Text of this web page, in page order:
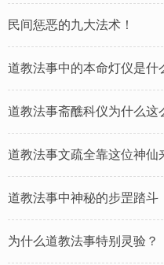
民间惩恶的九大法术！
道教法事中的本命灯仪是什
道教法事斋醮科仪为什么这
道教法事文疏全靠这位神仙
道教法事中神秘的步罡踏斗
为什么道教法事特别灵验？